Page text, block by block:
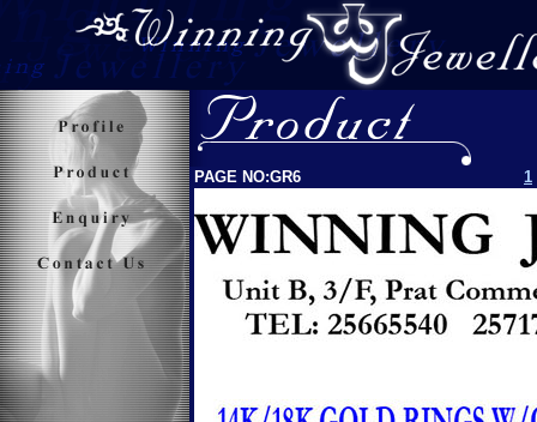
PAGE NO:GR6 1